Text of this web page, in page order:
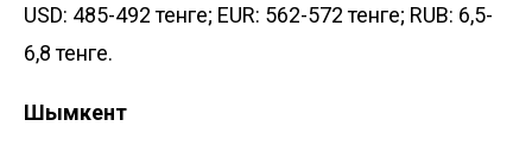
USD: 485-492 тенге; EUR: 562-572 тенге; RUB: 6,5-
6,8 тенге.
Шымкент